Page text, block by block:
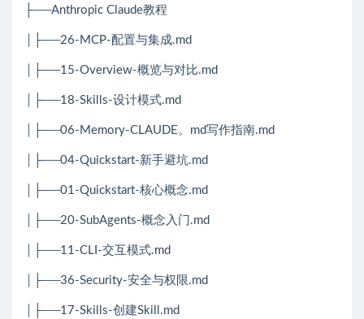
├──Anthropic Claude教程
│├──26-MCP-配置与集成.md
│├──15-Overview-概览与对比.md
│├──18-Skills-设计模式.md
│├──06-Memory-CLAUDE。md写作指南.md
│├──04-Quickstart-新手避坑.md
│├──01-Quickstart-核心概念.md
│├──20-SubAgents-概念入门.md
│├──11-CLI-交互模式.md
│├──36-Security-安全与权限.md
│├──17-Skills-创建Skill.md